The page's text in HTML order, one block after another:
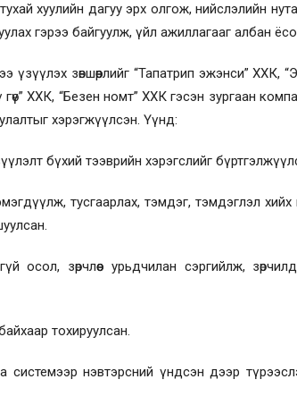
тухай хуулийн дагуу эрх олгож, нийслэлийн
гэрээ байгуулж, үйл ажиллагааг албан
зөвшөөрлийг “Тапатрип эжэнси” ХХК,
ХХК, “Безен номт” ХХК гэсэн зургаан
хэрэгжүүлсэн. Үүнд:
бүхий тээврийн хэрэгслийг
тусгаарлах, тэмдэг, тэмдэглэл хийх
зөрчлөөс урьдчилан сэргийлж,
тохируулсан.
нэвтэрсний үндсэн дээр